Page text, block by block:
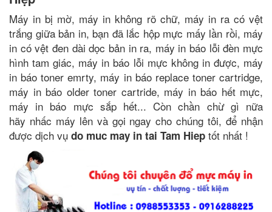
Máy in bị mờ, máy in không rõ chữ, máy in ra có vệt
trắng giữa bản in, bạn đã lắc hộp mực mấy lần rồi, máy
in có vệt đen dài dọc bản in ra, máy in báo lỗi đèn mực
hình tam giác, máy in báo lỗi mực không in được, máy
in báo toner emrty, máy in báo replace toner cartridge,
máy in báo older toner cartride, máy in báo hết mực,
máy in báo mực sắp hết... Còn chần chừ gì nữa
hãy nhấc máy lên và gọi ngay cho chúng tôi, để nhận
được dịch vụ do muc may in tai Tam Hiep tốt nhất !